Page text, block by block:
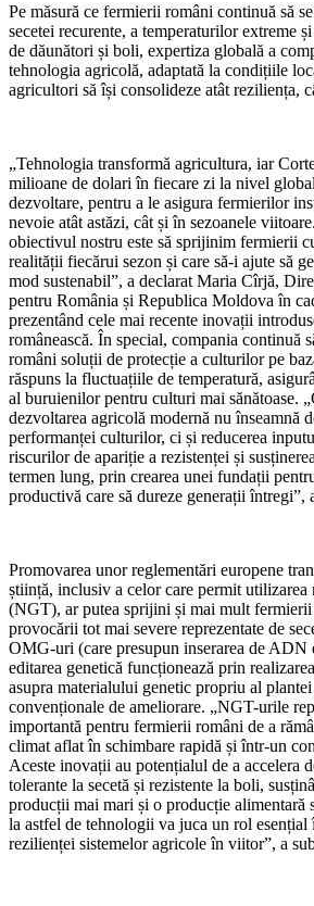
Pe măsură ce fermierii români continuă să
secetei recurente, a temperaturilor extreme
de dăunători și boli, expertiza globală a
tehnologia agricolă, adaptată la condițiile
agricultori să își consolideze atât reziliența,
„Tehnologia transformă agricultura, iar
milioane de dolari în fiecare zi la nivel
dezvoltare, pentru a le asigura fermierilor
nevoie atât astăzi, cât și în sezoanele
obiectivul nostru este să sprijinim fermierii
realității fiecărui sezon și care să-i ajute să
mod sustenabil”, a declarat Maria Cîrjă,
pentru România și Republica Moldova în
prezentând cele mai recente inovații
românească. În special, compania continuă
români soluții de protecție a culturilor pe
răspuns la fluctuațiile de temperatură,
al buruienilor pentru culturi mai sănătoase.
dezvoltarea agricolă modernă nu înseamnă
performanței culturilor, ci și reducerea
riscurilor de apariție a rezistenței și
termen lung, prin crearea unei fundații
productivă care să dureze generații întregi”,
Promovarea unor reglementări europene
știință, inclusiv a celor care permit
(NGT), ar putea sprijini și mai mult fermierii
provocării tot mai severe reprezentate de
OMG-uri (care presupun inserarea de ADN
editarea genetică funcționează prin
asupra materialului genetic propriu al
convenționale de ameliorare. „NGT-urile
importantă pentru fermierii români de a
climat aflat în schimbare rapidă și într-un
Aceste inovații au potențialul de a accelera
tolerante la secetă și rezistente la boli,
producții mai mari și o producție alimentară
la astfel de tehnologii va juca un rol esențial
rezilienței sistemelor agricole în viitor”, a